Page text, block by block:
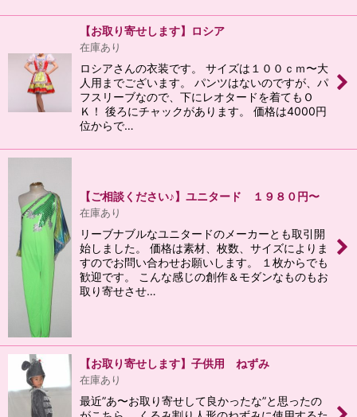
【お取り寄せします】ロシア
在庫あり
ロシアさんの衣装です。 サイズは１００ｃｍ〜大
人用までございます。 パンツはないのですが、パ
フスリーブなので、下にレオタードを着てもＯ
Ｋ！ 後ろにチャックがあります。 価格は4000円
位からで…
【ご相談ください♪】ユニタード １９８０円〜
在庫あり
リーブナブルなユニタードのメーカーとも取引開
始しました。 価格は素材、枚数、サイズによりま
すのでお問い合わせお願いします。 １枚からでも
歓迎です。 こんな感じの創作＆モダンなものもお
取り寄せさせ…
【お取り寄せします】子供用 ねずみ
在庫あり
最近”あ〜お取り寄せして良かったな”と思ったの